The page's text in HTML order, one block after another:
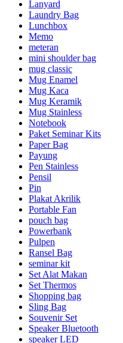
Lanyard
Laundry Bag
Lunchbox
Memo
meteran
mini shoulder bag
mug classic
Mug Enamel
Mug Kaca
Mug Keramik
Mug Stainless
Notebook
Paket Seminar Kits
Paper Bag
Payung
Pen Stainless
Pensil
Pin
Plakat Akrilik
Portable Fan
pouch bag
Powerbank
Pulpen
Ransel Bag
seminar kit
Set Alat Makan
Set Thermos
Shopping bag
Sling Bag
Souvenir Set
Speaker Bluetooth
speaker LED